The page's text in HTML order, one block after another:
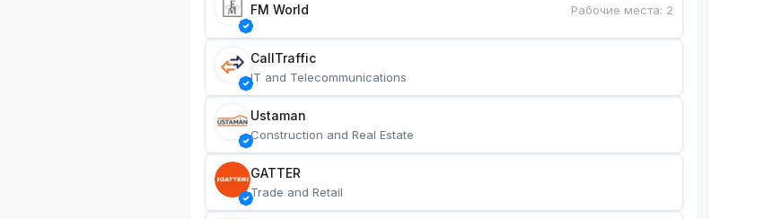
FM World Рабочие места: 2
CallTraffic
IT and Telecommunications
Ustaman
Construction and Real Estate
GATTER
Trade and Retail